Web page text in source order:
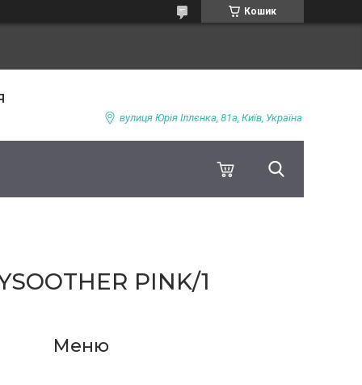
Кошик
вулиця Юрія Іллєнка, 81а, Київ, Україна
PINK/1